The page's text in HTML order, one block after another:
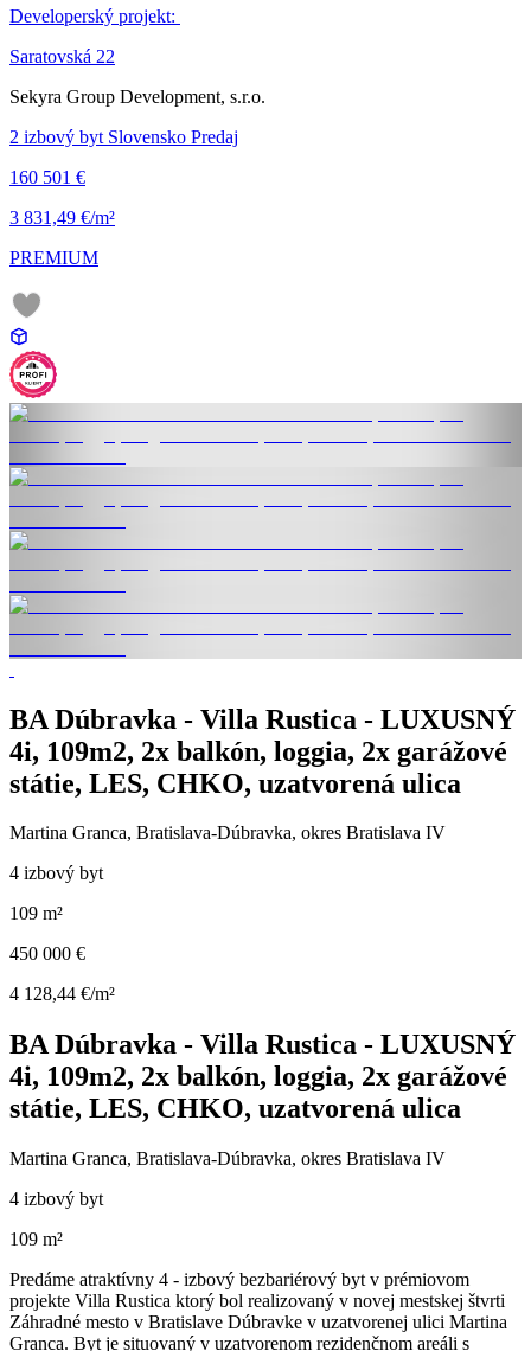
Developerský projekt:
Saratovská 22
Sekyra Group Development, s.r.o.
2 izbový byt Slovensko Predaj
160 501 €
3 831,49 €/m²
PREMIUM
BA Dúbravka - Villa Rustica - LUXUSNÝ
4i, 109m2, 2x balkón, loggia, 2x garážové
státie, LES, CHKO, uzatvorená ulica
Martina Granca, Bratislava-Dúbravka, okres Bratislava IV
4 izbový byt
109 m²
450 000 €
4 128,44 €/m²
BA Dúbravka - Villa Rustica - LUXUSNÝ
4i, 109m2, 2x balkón, loggia, 2x garážové
státie, LES, CHKO, uzatvorená ulica
Martina Granca, Bratislava-Dúbravka, okres Bratislava IV
4 izbový byt
109 m²
Predáme atraktívny 4 - izbový bezbariérový byt v prémiovom
projekte Villa Rustica ktorý bol realizovaný v novej mestskej štvrti
Záhradné mesto v Bratislave Dúbravke v uzatvorenej ulici Martina
Granca. Byt je situovaný v uzatvorenom rezidenčnom areáli s